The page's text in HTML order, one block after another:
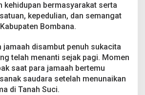
kehidupan bermasyarakat serta
kepedulian, dan semangat
Bombana.
jamaah disambut penuh sukacita
telah menanti sejak pagi. Momen
saat para jamaah bertemu
saudara setelah menunaikan
di Tanah Suci.